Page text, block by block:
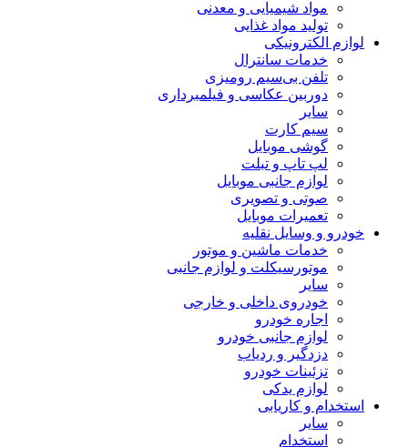
مواد شیمیایی و معدنی
تولید مواد غذایی
لوازم الکترونیکی
خدمات سانترال
تلفن بی‌سیم رومیزی
دوربین عکاسی و فیلمبرداری
سایر
سیم کارت
گوشی موبایل
لپ تاپ و تبلت
لوازم جانبی موبایل
صوتی و تصویری
تعمیرات موبایل
خودرو و وسایل نقلیه
خدمات ماشین و موتور
موتورسیکلت و لوازم جانبی
سایر
خودروی داخلی و خارجی
اجاره خودرو
لوازم جانبی خودرو
دزدگیر و ردیاب
تزئینات خودرو
لوازم یدکی
استخدام و کاریابی
سایر
استخدام